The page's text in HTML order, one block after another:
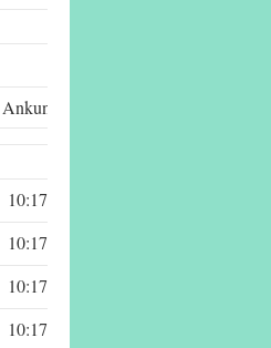
Ankunftszeit
10:17:39,14
10:17:39,15
10:17:39,34
10:17:39,93